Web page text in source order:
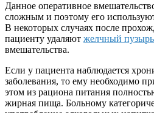
Данное оперативное
сложным и поэтому его
В некоторых случаях после
пациенту удаляют желчный пузырь
вмешательства.
Если у пациента наблюдается
заболевания, то ему необходимо
этом из рациона питания
жирная пища. Больному